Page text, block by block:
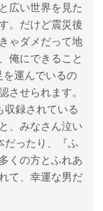
広い世界を見た
。だけど震災後
ゃダメだって地
俺にできること
運んでいるの
させられます。
収録されている
、みなさん泣い
だったり、『ふ
くの方とふれあ
て、幸運な男だ